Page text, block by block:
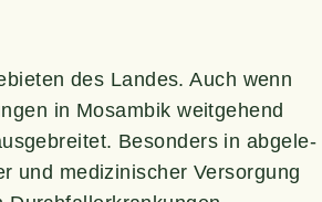
des Lan­des. Auch wenn
in Mosam­bik weit­ge­hend
Beson­ders in abge­le­
und medi­zi­ni­scher Ver­sor­gung